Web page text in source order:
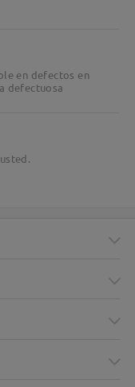
en defectos en
defectuosa